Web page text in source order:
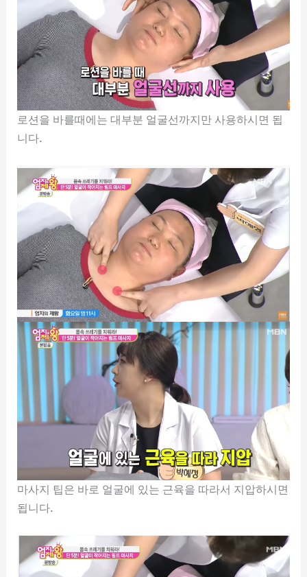
로션을 바를때에는 대부분 얼굴선까지만 사용하시면 됩
니다.
마사지 팁은 바로 얼굴에 있는 근육을 따라서 지압하시면
됩니다.